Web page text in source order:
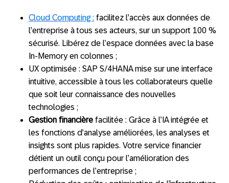
Cloud Computing : facilitez l’accès aux données de
l’entreprise à tous ses acteurs, sur un support 100 %
sécurisé. Libérez de l’espace données avec la base
In-Memory en colonnes ;
UX optimisée : SAP S/4HANA mise sur une interface
intuitive, accessible à tous les collaborateurs quelle
que soit leur connaissance des nouvelles
technologies ;
Gestion financière facilitée : Grâce à l’IA intégrée et
les fonctions d’analyse améliorées, les analyses et
insights sont plus rapides. Votre service financier
détient un outil conçu pour l’amélioration des
performances de l’entreprise ;